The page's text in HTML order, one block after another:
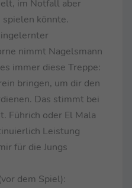
im Notfall aber
spielen könnte.
nimmt Nagelsmann
immer diese Treppe:
bringen, um dir den
Das stimmt bei
Führich oder El Mala
Leistung
für die Jungs
(vor dem Spiel):